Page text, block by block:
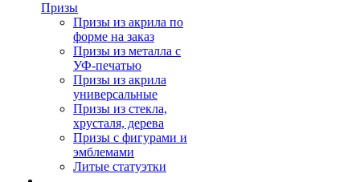
Призы
Призы из акрила по
форме на заказ
Призы из металла с
УФ-печатью
Призы из акрила
универсальные
Призы из стекла,
хрусталя, дерева
Призы с фигурами и
эмблемами
Литые статуэтки